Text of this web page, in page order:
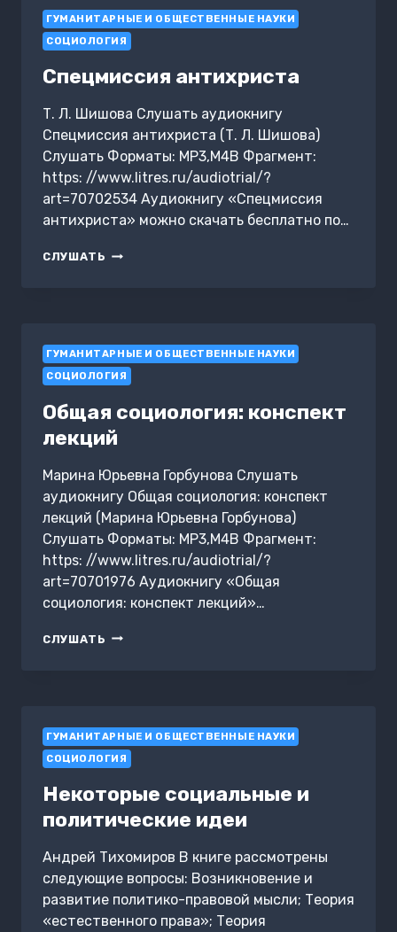
ГУМАНИТАРНЫЕ И ОБЩЕСТВЕННЫЕ НАУКИ
СОЦИОЛОГИЯ
Спецмиссия антихриста
Т. Л. Шишова Слушать аудиокнигу
Спецмиссия антихриста (Т. Л. Шишова)
Слушать Форматы: MP3,M4B Фрагмент:
https: //www.litres.ru/audiotrial/?
art=70702534 Аудиокнигу «Спецмиссия
антихриста» можно скачать бесплатно по…
СЛУШАТЬ СПЕЦМИССИЯ
ГУМАНИТАРНЫЕ И ОБЩЕСТВЕННЫЕ НАУКИ
СОЦИОЛОГИЯ
Общая социология: конспект
лекций
Марина Юрьевна Горбунова Слушать
аудиокнигу Общая социология: конспект
лекций (Марина Юрьевна Горбунова)
Слушать Форматы: MP3,M4B Фрагмент:
https: //www.litres.ru/audiotrial/?
art=70701976 Аудиокнигу «Общая
социология: конспект лекций»…
СЛУШАТЬ ОБЩАЯ
ГУМАНИТАРНЫЕ И ОБЩЕСТВЕННЫЕ НАУКИ
СОЦИОЛОГИЯ
Некоторые социальные и
политические идеи
Андрей Тихомиров В книге рассмотрены
следующие вопросы: Возникновение и
развитие политико-правовой мысли; Теория
«естественного права»; Теория